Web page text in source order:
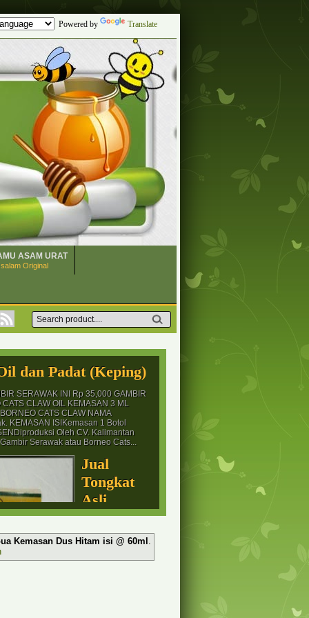
Powered by Translate
ASAM URAT
Original
dan Padat (Keping)
SERAWAK INI Rp 35,000 GAMBIR
CLAW OIL KEMASAN 3 ML
CATS CLAW NAMA
KEMASAN ISIKemasan 1 Botol
Oleh CV. Kalimantan
Serawak atau Borneo Cats...
Jual
Tongkat
Asli
Madura
Super
SUPER PREMIUM Tongkat asli
Kemasan Dus Hitam isi @ 60ml